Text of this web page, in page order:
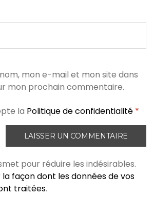
mon e-mail et mon site dans
mon prochain commentaire.
la Politique de confidentialité *
pour réduire les indésirables.
la façon dont les données de vos
traitées.